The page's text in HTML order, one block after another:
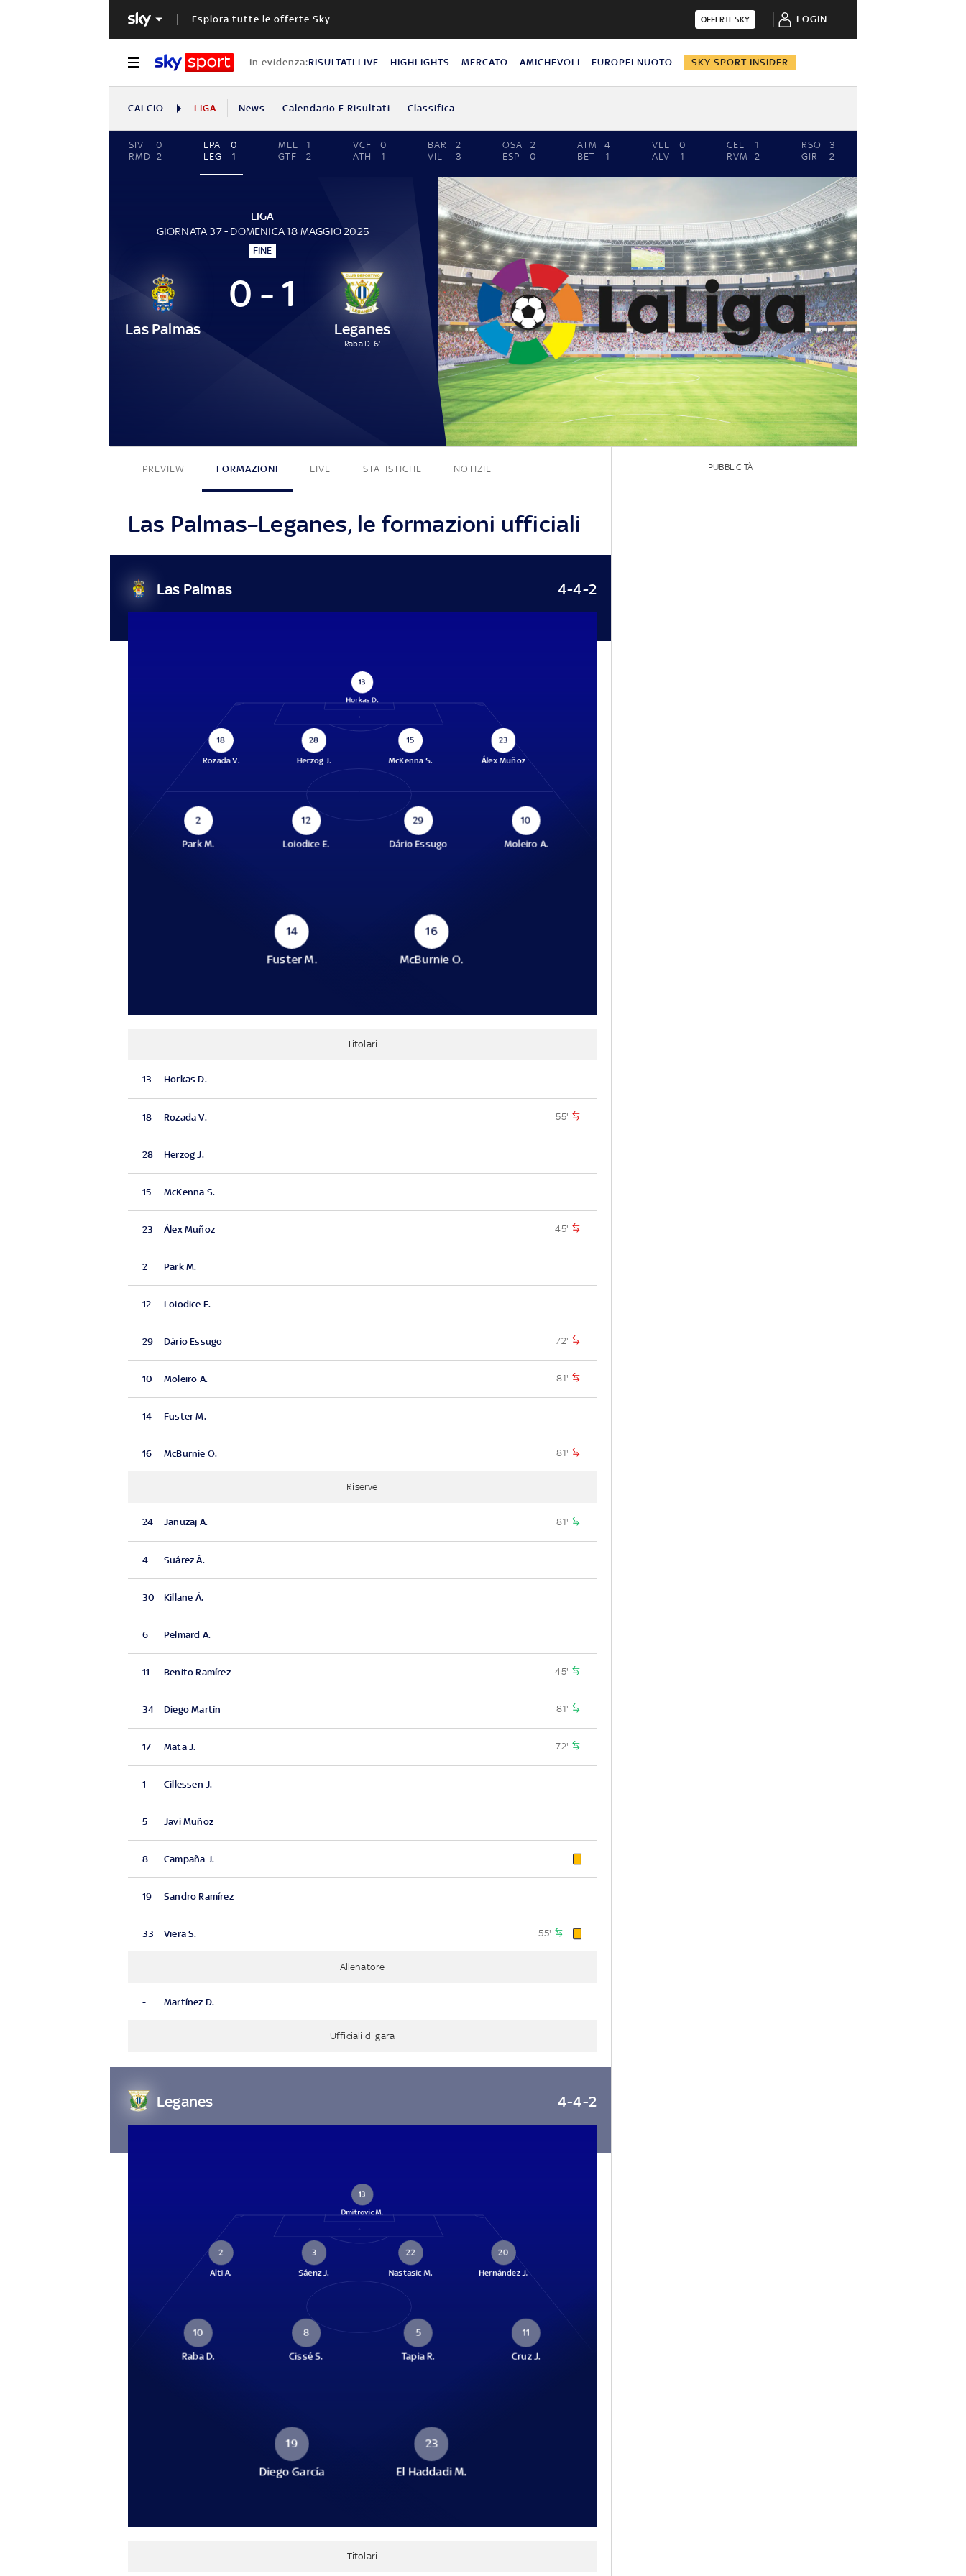
Esplora tutte le offerte Sky OFFERTE SKY LOGIN
In evidenza:RISULTATI LIVE HIGHLIGHTS MERCATO AMICHEVOLI EUROPEI NUOTO SKY SPORT INSIDER
CALCIO LIGA News Calendario E Risultati Classifica
SIV
0
RMD 2
LPA
0
LEG
1
MLL
1
GTF
2
VCF
0
ATH
1
BAR
2
VIL
3
OSA
2
ESP
0
ATM
4
BET
1
VLL
0
ALV
1
CEL
1
RVM
2
RSO
3
GIR
2
LIGA
GIORNATA 37 - DOMENICA 18 MAGGIO 2025
FINE
Las Palmas
0 - 1
Leganes
Raba D. 6'
0 - 1
PREVIEW FORMAZIONI LIVE STATISTICHE NOTIZIE
Las Palmas–Leganes, le formazioni ufficiali
Las Palmas 4-4-2
13
Horkas D.
18
Rozada V.
28
Herzog J.
15
McKenna S.
23
Álex Muñoz
2
Park M.
12
Loiodice E.
29
Dário Essugo
10
Moleiro A.
14
Fuster M.
16
McBurnie O.
Titolari
13 Horkas D.
18 Rozada V. 55'
28 Herzog J.
15 McKenna S.
23 Álex Muñoz 45'
2 Park M.
12 Loiodice E.
29 Dário Essugo 72'
10 Moleiro A. 81'
14 Fuster M.
16 McBurnie O. 81'
Riserve
24 Januzaj A. 81'
4 Suárez Á.
30 Killane Á.
6 Pelmard A.
11 Benito Ramírez 45'
34 Diego Martín 81'
17 Mata J. 72'
1 Cillessen J.
5 Javi Muñoz
8 Campaña J.
19 Sandro Ramírez
33 Viera S. 55'
Allenatore
- Martínez D.
Ufficiali di gara
Leganes 4-4-2
13
Dmitrovic M.
2
Alti A.
3
Sáenz J.
22
Nastasic M.
20
Hernández J.
10
Raba D.
8
Cissé S.
5
Tapia R.
11
Cruz J.
19
Diego García
23
El Haddadi M.
Titolari
PUBBLICITÀ